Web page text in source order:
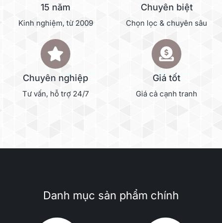
15 năm
Kinh nghiệm, từ 2009
Chuyên biệt
Chọn lọc & chuyên sâu
Chuyên nghiệp
Tư vấn, hỗ trợ 24/7
Giá tốt
Giá cả cạnh tranh
Danh mục sản phẩm chính